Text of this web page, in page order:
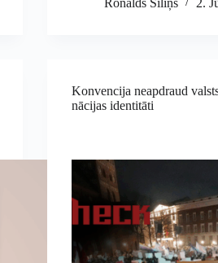
Ronalds Siliņš
2.
Konvencija neapdraud
nācijas identitāti